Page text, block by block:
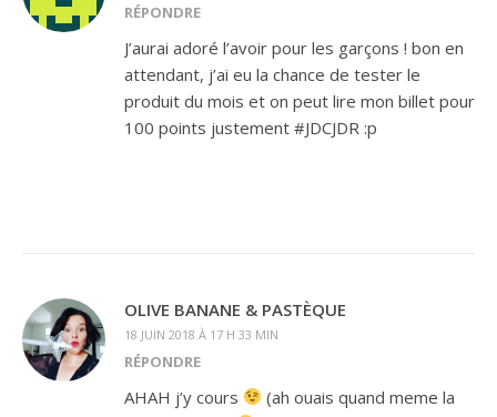
RÉPONDRE
J’aurai adoré l’avoir pour les garçons ! bon en
attendant, j’ai eu la chance de tester le
produit du mois et on peut lire mon billet pour
100 points justement #JDCJDR :p
OLIVE BANANE & PASTÈQUE
18 JUIN 2018 À 17 H 33 MIN
RÉPONDRE
AHAH j’y cours
(ah ouais quand meme la